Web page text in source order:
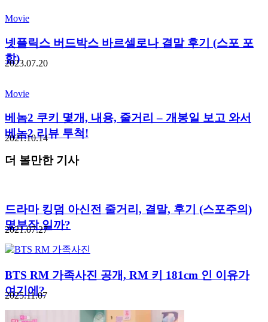
Movie
넷플릭스 버드박스 바르셀로나 결말 후기 (스포 포
함)
2023.07.20
Movie
베놈2 쿠키 몇개, 내용, 줄거리 – 개봉일 보고 와서
베놈2 리뷰 투척!
2021.10.14
더 볼만한 기사
드라마 킹덤 아신전 줄거리, 결말, 후기 (스포주의)
몇부작 일까?
2021.07.27
BTS RM 가족사진 공개, RM 키 181cm 인 이유가
여기에?
2025.11.07